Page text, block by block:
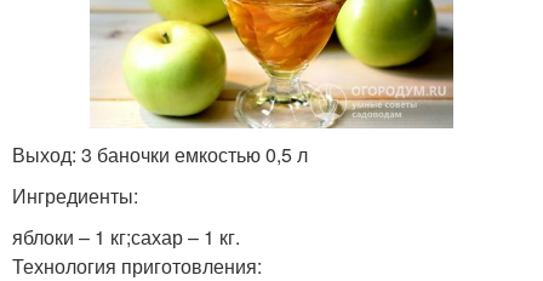
Выход: 3 баночки емкостью 0,5 л
Ингредиенты:
яблоки – 1 кг;сахар – 1 кг.
Технология приготовления: